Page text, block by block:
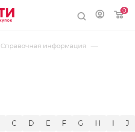
0
Справочная информация —
C D E F G H I J